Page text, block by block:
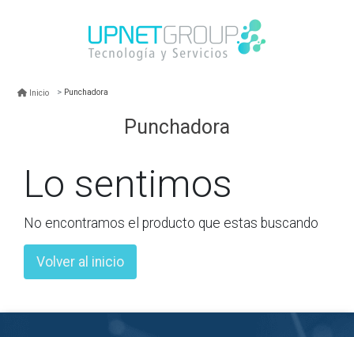
Inicio Punchadora
Punchadora
Lo sentimos
No encontramos el producto que estas buscando
Volver al inicio